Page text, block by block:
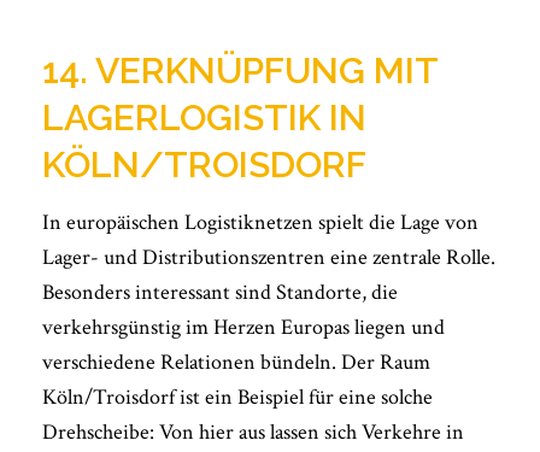
14. VERKNÜPFUNG MIT
LAGERLOGISTIK IN
KÖLN/TROISDORF
In europäischen Logistiknetzen spielt die Lage von
Lager- und Distributionszentren eine zentrale Rolle.
Besonders interessant sind Standorte, die
verkehrsgünstig im Herzen Europas liegen und
verschiedene Relationen bündeln. Der Raum
Köln/Troisdorf ist ein Beispiel für eine solche
Drehscheibe: Von hier aus lassen sich Verkehre in